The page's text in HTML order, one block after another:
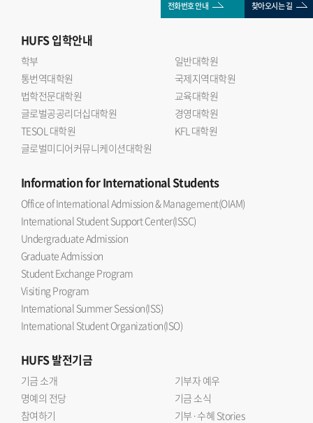
전화번호 안내 찾아오시는 길
HUFS입학안내
학부
일반대학원
통번역대학원
국제지역대학원
법학전문대학원
교육대학원
글로벌공공리더십대학원
경영대학원
TESOL 대학원
KFL 대학원
글로벌미디어커뮤니케이션대학원
Informationfor International Students
Office of International Admission & Management(OIAM)
International Student Support Center(ISSC)
Undergraduate Admission
Graduate Admission
Student Exchange Program
Visiting Program
International Summer Session(ISS)
International Student Organization(ISO)
HUFS발전기금
기금 소개
기부자 예우
명예의 전당
기금 소식
참여하기
기부·수혜 Stories